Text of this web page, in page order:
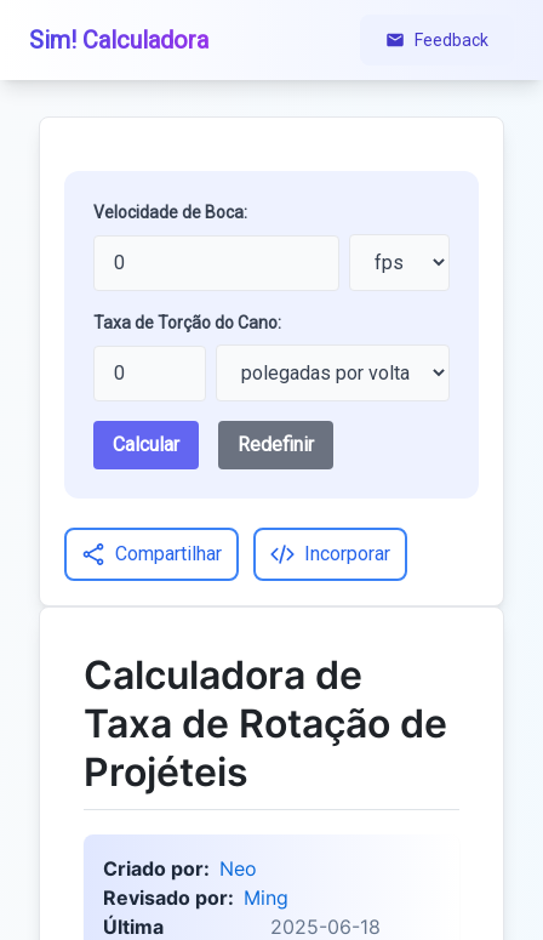
Sim! Calculadora Feedback
Velocidade de Boca:
Taxa de Torção do Cano:
Calcular Redefinir
Compartilhar Incorporar
Calculadora de
Taxa de Rotação de
Projéteis
Criado por: Neo
Revisado por: Ming
Última
2025-06-18